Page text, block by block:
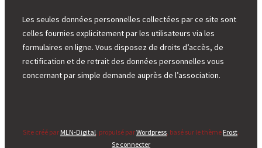
Les seules données personnelles collectées par ce site sont
celles fournies explicitement par les utilisateurs via les
formulaires en ligne. Vous disposez de droits d’accès, de
rectification et de retrait des données personnelles vous
concernant par simple demande auprès de l’association.
Site créé par MLN-Digital , propulsé parWordpress , basé sur le thème Frost.
Se connecter